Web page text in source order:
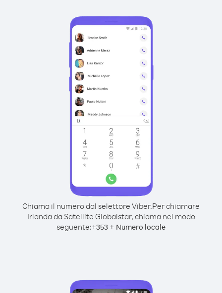
Chiama il numero dal selettore Viber.Per chiamare
Irlanda da Satellite Globalstar, chiama nel modo
seguente:+353 + Numero locale